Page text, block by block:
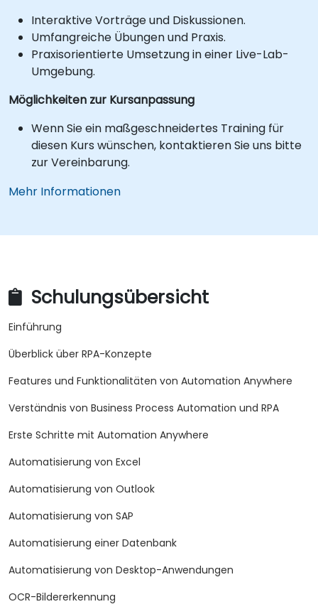
Interaktive Vorträge und Diskussionen.
Umfangreiche Übungen und Praxis.
Praxisorientierte Umsetzung in einer Live-Lab-
Umgebung.
Möglichkeiten zur Kursanpassung
Wenn Sie ein maßgeschneidertes Training für
diesen Kurs wünschen, kontaktieren Sie uns bitte
zur Vereinbarung.
Mehr Informationen
Schulungsübersicht
Einführung
Überblick über RPA-Konzepte
Features und Funktionalitäten von Automation Anywhere
Verständnis von Business Process Automation und RPA
Erste Schritte mit Automation Anywhere
Automatisierung von Excel
Automatisierung von Outlook
Automatisierung von SAP
Automatisierung einer Datenbank
Automatisierung von Desktop-Anwendungen
OCR-Bildererkennung